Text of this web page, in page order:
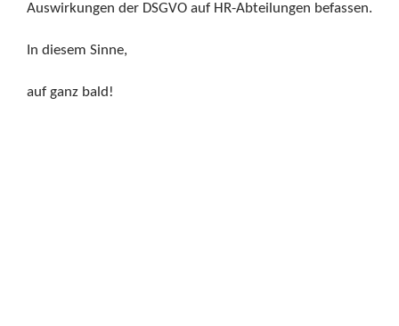
Auswirkungen der DSGVO auf HR-Abteilungen befassen.
In diesem Sinne,
auf ganz bald!